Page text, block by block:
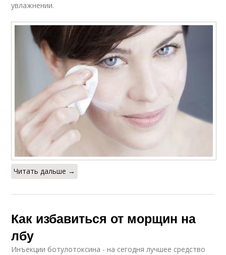
увлажнении.
Читать дальше →
Как избавиться от морщин на
лбу
Инъекции ботулотоксина - на сегодня лучшее средство